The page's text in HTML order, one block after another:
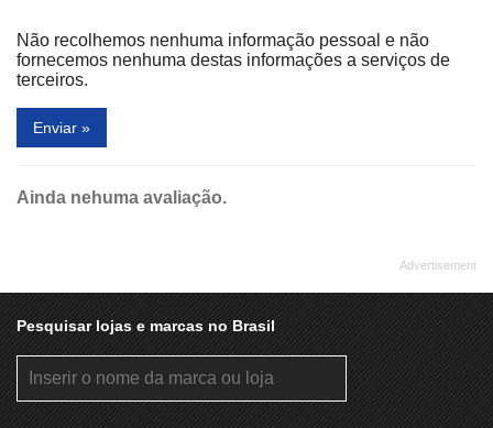
GI CELULARES GRÃO ESPRESSO
GRILETTO
HAVAIANAS
HOT DOG EXPRESS
JU BIJOUX KAWASAKI
KID TOY'S KOPENHAGEN
LA PANQUECA LE POSTICHE
Não recolhemos nenhuma informação pessoal e não
fornecemos nenhuma destas informações a serviços de
terceiros.
Enviar »
Ainda nehuma avaliação.
Pesquisar lojas e marcas no Brasil